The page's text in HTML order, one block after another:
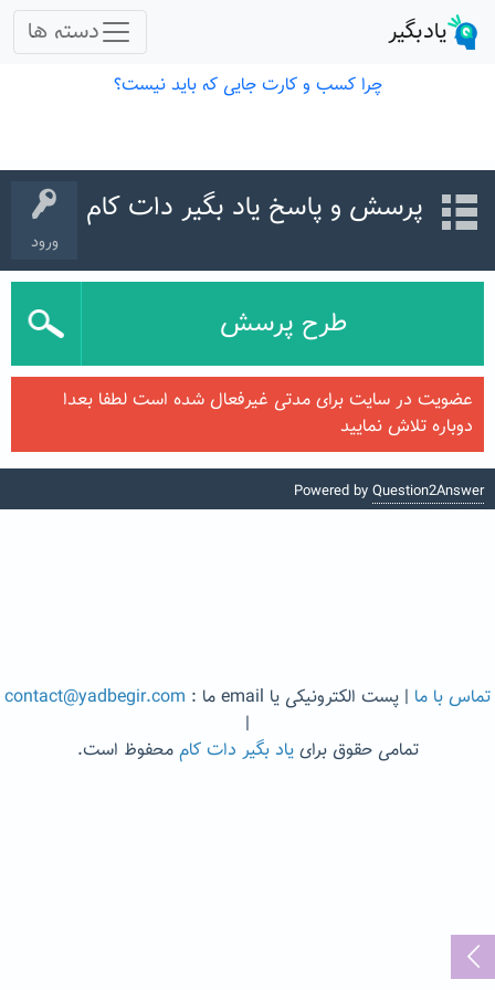
ورود
پرسش و پاسخ یاد بگیر دات کام
طرح پرسش
عضویت در سایت برای مدتی غیرفعال شده است لطفا بعدا
دوباره تلاش نمایید
Powered by Question2Answer
تماس با ما | پست الکترونیکی یا email ما :
contact@yadbegir.com
|
تمامی حقوق براییاد بگیر دات کام محفوظ است.